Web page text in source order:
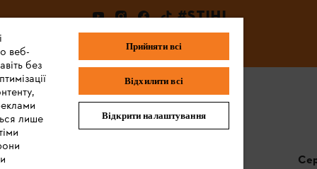
#STIHL
веб-
без
лише
Прийняти всі
Відхилити всі
Відкрити налаштування